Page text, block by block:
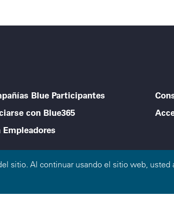
sitio. Al continuar usando el sitio web, usted
Blue Participantes
con Blue365
Empleadores